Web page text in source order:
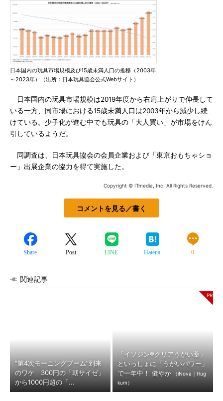
日本国内の玩具市場規模及び15歳未満人口の推移（2003年
～2023年）（出所：日本玩具協会公式Webサイト）
日本国内の玩具市場規模は2019年度から右肩上がりで伸長して
いる一方、同市場における15歳未満人口は2003年から減少し続
けている。少子化が進む中でも玩具の「大人買い」が市場をけん
引しているようだ。
同調査は、日本玩具協会の会員企業および「東京おもちゃショ
ー」出展企業の協力を得て実施した。
Copyright © ITmedia, Inc. All Rights Reserved.
コメントを見る／書く
Share Post LINE Hatena 0
関連記事
“第4次モーニングブーム”到来
のワケ 300円の「朝サイゼ」
から1000円超の「...
「イソジン®クリアうがい薬」
といっしょに「うがいパワー」
で一年中！ 健やか
（iNova｜Hug
kum）